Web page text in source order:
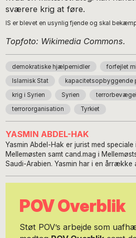
sværere krig at føre.
IS er blevet en usynlig fjende og skal
Topfoto: Wikimedia Commons.
demokratiske hjælpemidler forfejlet
Islamisk Stat kapacitetsopbyggende
krig i Syrien Syrien
terrororganisation Tyrkiet
YASMIN ABDEL-HAK
Yasmin Abdel-Hak er jurist med
Mellemøsten samt cand.mag i
Saudi-Arabien. Yasmin har i en årrække
Mellemøsten, ligesom hun har
har tillige været projektleder på en lang
kapacitetsopbyggende EU-projekter i de
Hun har endvidere været projektleder
POV Overblik
Støt POV’s arbejde som